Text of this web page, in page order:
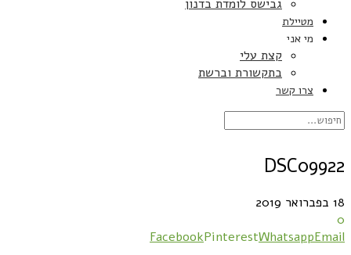
גבישס לומדת בדנון
מטיילת
מי אני
קצת עלי
בתקשורת וברשת
צרו קשר
DSC09922
18 בפברואר 2019
0
FacebookPinterestWhatsappEmail